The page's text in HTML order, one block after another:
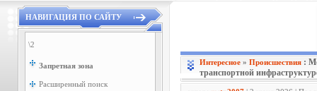
НАВИГАЦИЯ ПО САЙТУ
\2
Запретная зона
Расширенный поиск
Интересное » Проиcшествия :
транспортной